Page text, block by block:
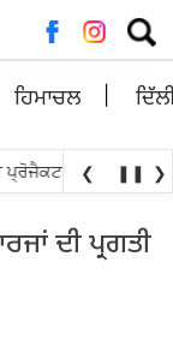
for:
ਹਿਮਾਚਲ
ਨੂੰ ਜਲਦ ਮੁੜ ਅਲਾਟ
❮ ❚❚ ❯
ਦੀ ਪ੍ਰਗਤੀ